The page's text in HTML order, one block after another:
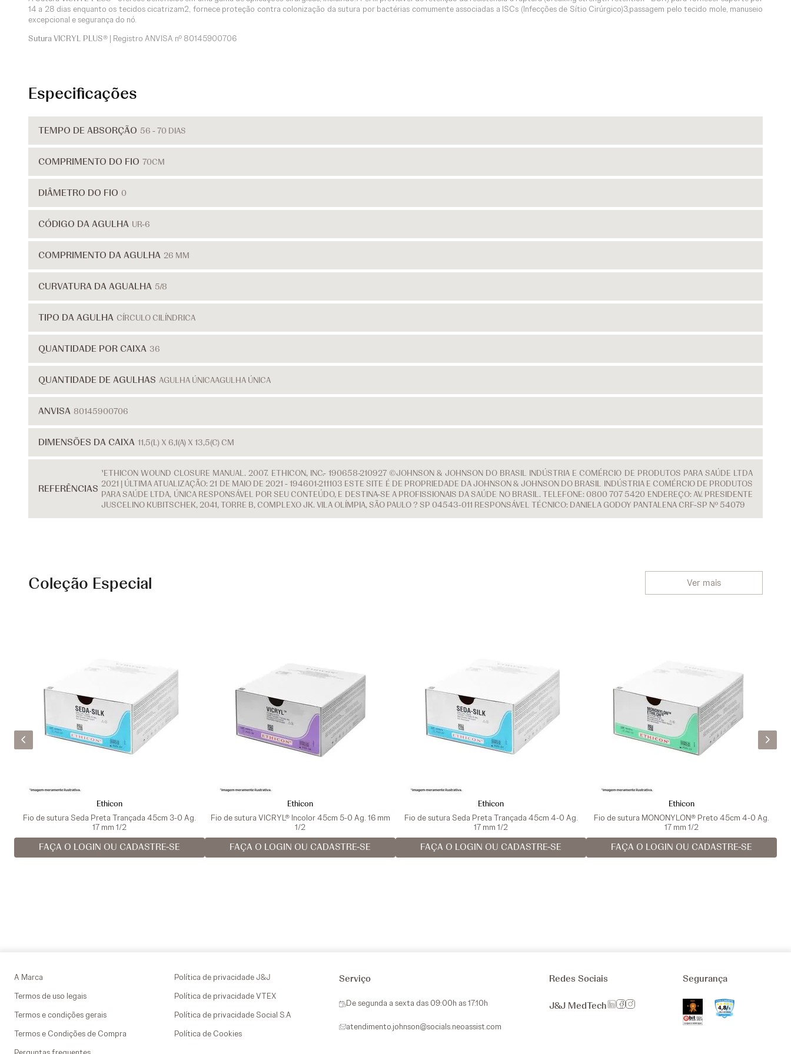
14 a 28 dias enquanto os tecidos cicatrizam2, fornece proteção contra colonização da sutura por bactérias comumente associadas a ISCs (Infecções de Sítio Cirúrgico)3,passagem pelo tecido mole, manuseio
excepcional e segurança do nó.
Sutura VICRYL PLUS® | Registro ANVISA nº 80145900706
Especificações
TEMPO DE ABSORÇÃO 56 - 70 DIAS
COMPRIMENTO DO FIO 70CM
DIÂMETRO DO FIO 0
CÓDIGO DA AGULHA UR-6
COMPRIMENTO DA AGULHA 26 MM
CURVATURA DA AGUALHA 5/8
TIPO DA AGULHA CÍRCULO CILÍNDRICA
QUANTIDADE POR CAIXA 36
QUANTIDADE DE AGULHAS AGULHA ÚNICAAGULHA ÚNICA
ANVISA 80145900706
DIMENSÕES DA CAIXA 11,5(L) X 6,1(A) X 13,5(C) CM
REFERÊNCIAS
¹ETHICON WOUND CLOSURE MANUAL. 2007. ETHICON, INC.- 190658-210927 ©JOHNSON & JOHNSON DO BRASIL INDÚSTRIA E COMÉRCIO DE PRODUTOS PARA SAÚDE LTDA
2021 | ÚLTIMA ATUALIZAÇÃO: 21 DE MAIO DE 2021 - 194601-211103 ESTE SITE É DE PROPRIEDADE DA JOHNSON & JOHNSON DO BRASIL INDÚSTRIA E COMÉRCIO DE PRODUTOS
PARA SAÚDE LTDA, ÚNICA RESPONSÁVEL POR SEU CONTEÚDO, E DESTINA-SE A PROFISSIONAIS DA SAÚDE NO BRASIL. TELEFONE: 0800 707 5420 ENDEREÇO: AV. PRESIDENTE
JUSCELINO KUBITSCHEK, 2041, TORRE B, COMPLEXO JK. VILA OLÍMPIA, SÃO PAULO ? SP 04543-011 RESPONSÁVEL TÉCNICO: DANIELA GODOY PANTALENA CRF-SP Nº 54079
Coleção Especial Ver mais
Ethicon
Fio de sutura Seda Preta Trançada 45cm 3-0 Ag.
17 mm 1/2
FAÇA O LOGIN OU CADASTRE-SE
Ethicon
Fio de sutura VICRYL® Incolor 45cm 5-0 Ag. 16 mm
1/2
FAÇA O LOGIN OU CADASTRE-SE
Ethicon
Fio de sutura Seda Preta Trançada 45cm 4-0 Ag.
17 mm 1/2
FAÇA O LOGIN OU CADASTRE-SE
Ethicon
Fio de sutura MONONYLON® Preto 45cm 4-0 Ag.
17 mm 1/2
FAÇA O LOGIN OU CADASTRE-SE
A Marca
Termos de uso legais
Termos e condições gerais
Termos e Condições de Compra
Política de privacidade J&J
Política de privacidade VTEX
Política de privacidade Social S.A
Política de Cookies
Serviço
De segunda a sexta das 09:00h as 17:10h
atendimento.johnson@socials.neoassist.com
Redes Sociais
J&J MedTech
Segurança